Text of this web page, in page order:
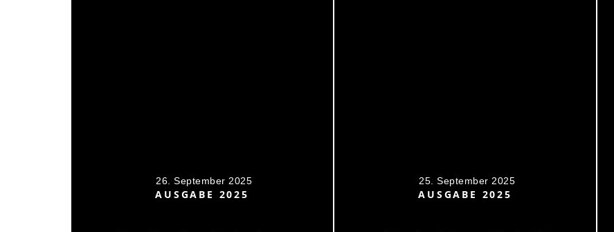
26. September 2025
AUSGABE 2025
25. September 2025
AUSGABE 2025